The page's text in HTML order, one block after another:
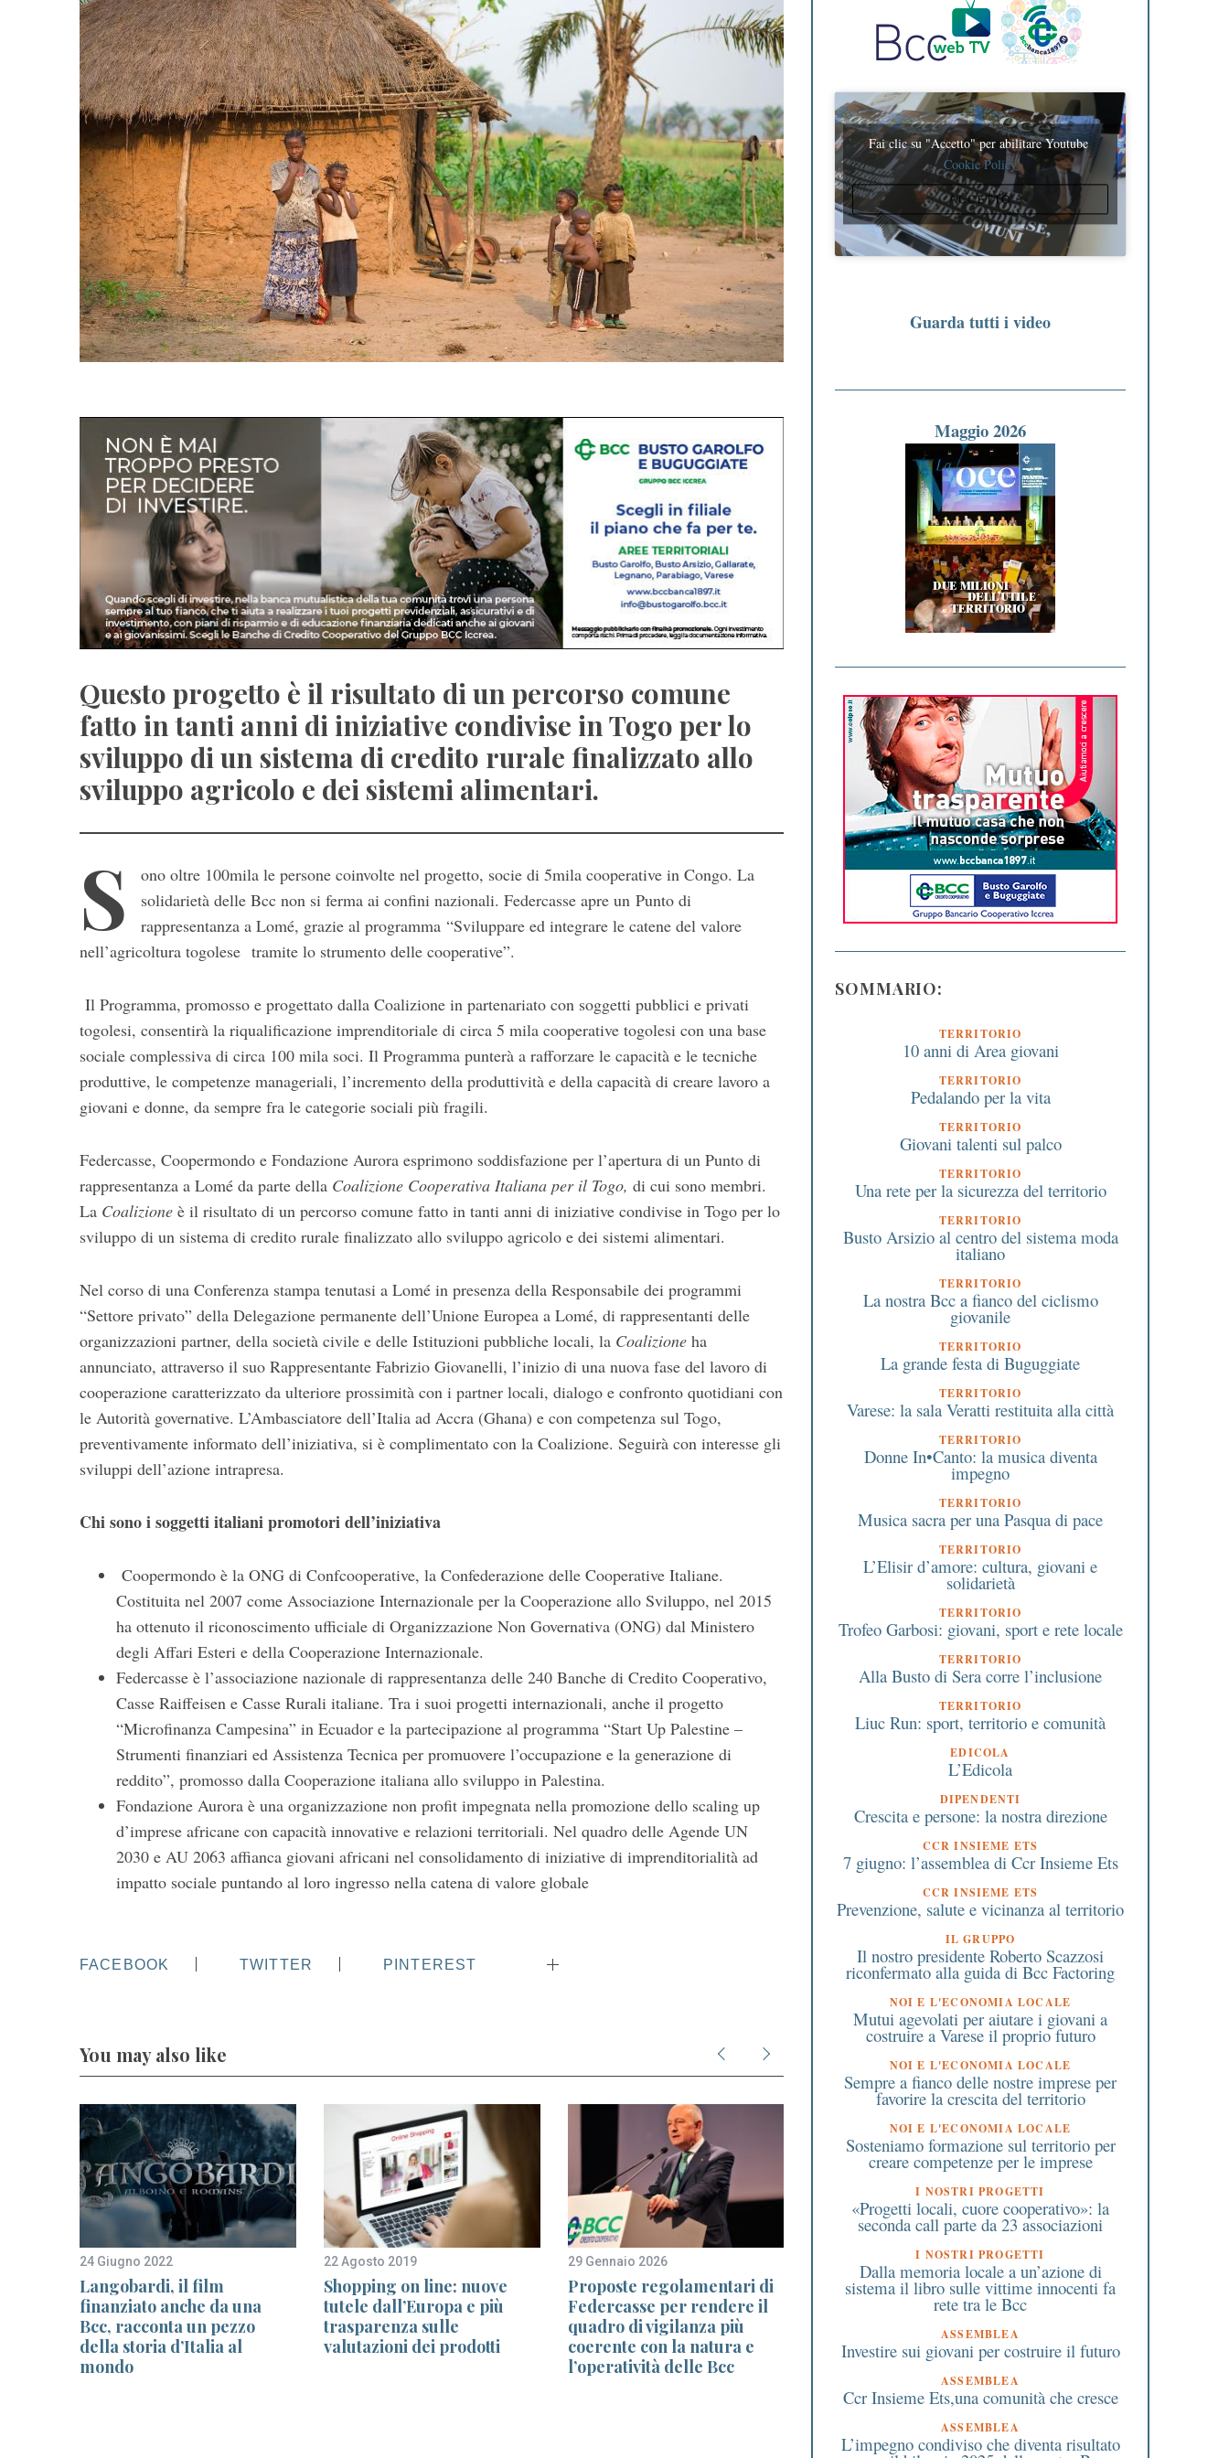
Questo progetto è il risultato di un percorso comune
fatto in tanti anni di iniziative condivise in Togo per lo
sviluppo di un sistema di credito rurale finalizzato allo
sviluppo agricolo e dei sistemi alimentari.
S
ono oltre 100mila le persone coinvolte nel progetto, socie di 5mila cooperative in Congo. La
solidarietà delle Bcc non si ferma ai confini nazionali. Federcasse apre un Punto di
rappresentanza a Lomé, grazie al programma “Sviluppare ed integrare le catene del valore
nell’agricoltura togolese tramite lo strumento delle cooperative”.
Il Programma, promosso e progettato dalla Coalizione in partenariato con soggetti pubblici e privati
togolesi, consentirà la riqualificazione imprenditoriale di circa 5 mila cooperative togolesi con una base
sociale complessiva di circa 100 mila soci. Il Programma punterà a rafforzare le capacità e le tecniche
produttive, le competenze manageriali, l’incremento della produttività e della capacità di creare lavoro a
giovani e donne, da sempre fra le categorie sociali più fragili.
Federcasse, Coopermondo e Fondazione Aurora esprimono soddisfazione per l’apertura di un Punto di
rappresentanza a Lomé da parte della Coalizione Cooperativa Italiana per il Togo, di cui sono membri.
La Coalizione è il risultato di un percorso comune fatto in tanti anni di iniziative condivise in Togo per lo
sviluppo di un sistema di credito rurale finalizzato allo sviluppo agricolo e dei sistemi alimentari.
Nel corso di una Conferenza stampa tenutasi a Lomé in presenza della Responsabile dei programmi
“Settore privato” della Delegazione permanente dell’Unione Europea a Lomé, di rappresentanti delle
organizzazioni partner, della società civile e delle Istituzioni pubbliche locali, la Coalizione ha
annunciato, attraverso il suo Rappresentante Fabrizio Giovanelli, l’inizio di una nuova fase del lavoro di
cooperazione caratterizzato da ulteriore prossimità con i partner locali, dialogo e confronto quotidiani con
le Autorità governative. L’Ambasciatore dell’Italia ad Accra (Ghana) e con competenza sul Togo,
preventivamente informato dell’iniziativa, si è complimentato con la Coalizione. Seguirà con interesse gli
sviluppi dell’azione intrapresa.
Chi sono i soggetti italiani promotori dell’iniziativa
Coopermondo è la ONG di Confcooperative, la Confederazione delle Cooperative Italiane.
Costituita nel 2007 come Associazione Internazionale per la Cooperazione allo Sviluppo, nel 2015
ha ottenuto il riconoscimento ufficiale di Organizzazione Non Governativa (ONG) dal Ministero
degli Affari Esteri e della Cooperazione Internazionale.
Federcasse è l’associazione nazionale di rappresentanza delle 240 Banche di Credito Cooperativo,
Casse Raiffeisen e Casse Rurali italiane. Tra i suoi progetti internazionali, anche il progetto
“Microfinanza Campesina” in Ecuador e la partecipazione al programma “Start Up Palestine –
Strumenti finanziari ed Assistenza Tecnica per promuovere l’occupazione e la generazione di
reddito”, promosso dalla Cooperazione italiana allo sviluppo in Palestina.
Fondazione Aurora è una organizzazione non profit impegnata nella promozione dello scaling up
d’imprese africane con capacità innovative e relazioni territoriali. Nel quadro delle Agende UN
2030 e AU 2063 affianca giovani africani nel consolidamento di iniziative di imprenditorialità ad
impatto sociale puntando al loro ingresso nella catena di valore globale
FACEBOOK TWITTER PINTEREST
You may also like
24 Giugno 2022
Langobardi, il film
finanziato anche da una
Bcc, racconta un pezzo
della storia d’Italia al
mondo
22 Agosto 2019
Shopping on line: nuove
tutele dall’Europa e più
trasparenza sulle
valutazioni dei prodotti
29 Gennaio 2026
Proposte regolamentari di
Federcasse per rendere il
quadro di vigilanza più
coerente con la natura e
l’operatività delle Bcc
8 Settembre 2020
Nuovi sistemi di sicurezza
per conti correnti e
pagamenti on line
Tre giorni per il
del Credito
Fai clic su "Accetto" per abilitare Youtube
Cookie Policy
ACCETTO
Guarda tutti i video
Maggio 2026
SOMMARIO:
TERRITORIO
10 anni di Area giovani
TERRITORIO
Pedalando per la vita
TERRITORIO
Giovani talenti sul palco
TERRITORIO
Una rete per la sicurezza del territorio
TERRITORIO
Busto Arsizio al centro del sistema moda
italiano
TERRITORIO
La nostra Bcc a fianco del ciclismo
giovanile
TERRITORIO
La grande festa di Buguggiate
TERRITORIO
Varese: la sala Veratti restituita alla città
TERRITORIO
Donne In•Canto: la musica diventa
impegno
TERRITORIO
Musica sacra per una Pasqua di pace
TERRITORIO
L’Elisir d’amore: cultura, giovani e
solidarietà
TERRITORIO
Trofeo Garbosi: giovani, sport e rete locale
TERRITORIO
Alla Busto di Sera corre l’inclusione
TERRITORIO
Liuc Run: sport, territorio e comunità
EDICOLA
L’Edicola
DIPENDENTI
Crescita e persone: la nostra direzione
CCR INSIEME ETS
7 giugno: l’assemblea di Ccr Insieme Ets
CCR INSIEME ETS
Prevenzione, salute e vicinanza al territorio
IL GRUPPO
Il nostro presidente Roberto Scazzosi
riconfermato alla guida di Bcc Factoring
NOI E L'ECONOMIA LOCALE
Mutui agevolati per aiutare i giovani a
costruire a Varese il proprio futuro
NOI E L'ECONOMIA LOCALE
Sempre a fianco delle nostre imprese per
favorire la crescita del territorio
NOI E L'ECONOMIA LOCALE
Sosteniamo formazione sul territorio per
creare competenze per le imprese
I NOSTRI PROGETTI
«Progetti locali, cuore cooperativo»: la
seconda call parte da 23 associazioni
I NOSTRI PROGETTI
Dalla memoria locale a un’azione di
sistema il libro sulle vittime innocenti fa
rete tra le Bcc
ASSEMBLEA
Investire sui giovani per costruire il futuro
ASSEMBLEA
Ccr Insieme Ets,una comunità che cresce
ASSEMBLEA
L’impegno condiviso che diventa risultato
S
e
a
r
c
r
: